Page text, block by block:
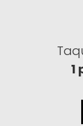
1